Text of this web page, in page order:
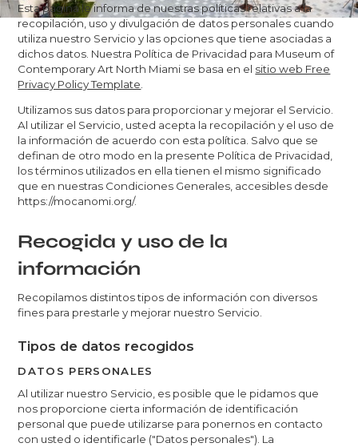
Esta página le informa de nuestras políticas relativas a la
recopilación, uso y divulgación de datos personales cuando
utiliza nuestro Servicio y las opciones que tiene asociadas a
dichos datos. Nuestra Política de Privacidad para Museum of
Contemporary Art North Miami se basa en el sitio web Free
Privacy Policy Template
Utilizamos sus datos para proporcionar y mejorar el Servicio.
Al utilizar el Servicio, usted acepta la recopilación y el uso de
la información de acuerdo con esta política. Salvo que se
definan de otro modo en la presente Política de Privacidad,
los términos utilizados en ella tienen el mismo significado
que en nuestras Condiciones Generales, accesibles desde
https://mocanomi.org/.
Recogida y uso de la
información
Recopilamos distintos tipos de información con diversos
fines para prestarle y mejorar nuestro Servicio.
Tipos de datos recogidos
DATOS PERSONALES
Al utilizar nuestro Servicio, es posible que le pidamos que
nos proporcione cierta información de identificación
personal que puede utilizarse para ponernos en contacto
con usted o identificarle ("Datos personales"). La